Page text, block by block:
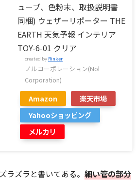
ューブ、色粉末、取扱説明書
同梱) ウェザーリポーター THE
EARTH 天気予報 インテリア
TOY-6-01 クリア
created by Rinker
ノルコーポレーション(Nol
Corporation)
Amazon
楽天市場
Yahooショッピング
メルカリ
ラズラと書いてある。 細い管の部分